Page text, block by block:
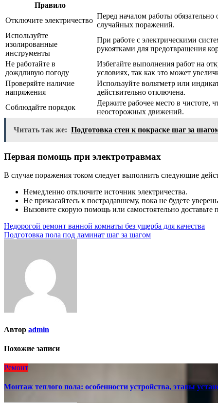
Правило
Отключите электричество
Перед началом работы
случайных поражений.
Используйте
изолированные
инструменты
При работе с электрическими
рукоятками для предотвращения
Не работайте в
дождливую погоду
Избегайте выполнения работ на
условиях, так как это может
Проверяйте наличие
напряжения
Используйте вольтметр или
действительно отключена.
Соблюдайте порядок
Держите рабочее место в чистоте,
неосторожных движений.
Читать так же: Подготовка стен к покраске шаг за
Первая помощь при электротравмах
В случае поражения током следует выполнить следующие
Немедленно отключите источник электричества.
Не прикасайтесь к пострадавшему, пока не будете
Вызовите скорую помощь или самостоятельно
Навигация
по
Недорогой ремонт ванной комнаты без ущерба для качества
Подготовка пола под ламинат шаг за шагом
Автор admin
Похожие записи
Ремонт
Монтаж теплого пола: особенности устройства, этапы